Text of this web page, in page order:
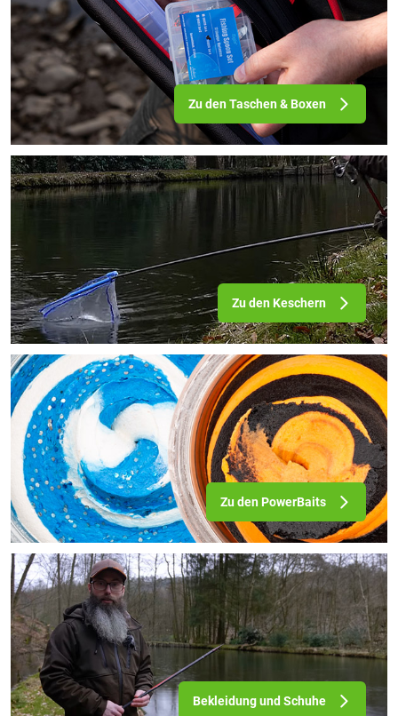
Zu den Taschen & Boxen
Zu den Keschern
Zu den PowerBaits
Bekleidung und Schuhe